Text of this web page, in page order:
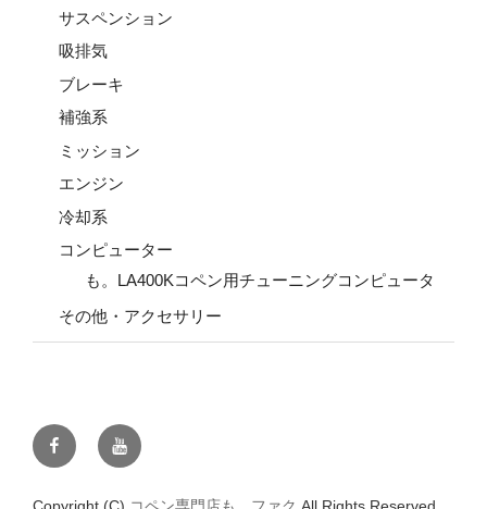
サスペンション
吸排気
ブレーキ
補強系
ミッション
エンジン
冷却系
コンピューター
も。LA400Kコペン用チューニングコンピュータ
その他・アクセサリー
FacebookYouTube
Copyright (C) コペン専門店も。ファク All Rights Reserved.